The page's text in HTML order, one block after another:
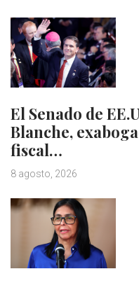
El Senado de
Blanche,
fiscal…
8 agosto, 2026